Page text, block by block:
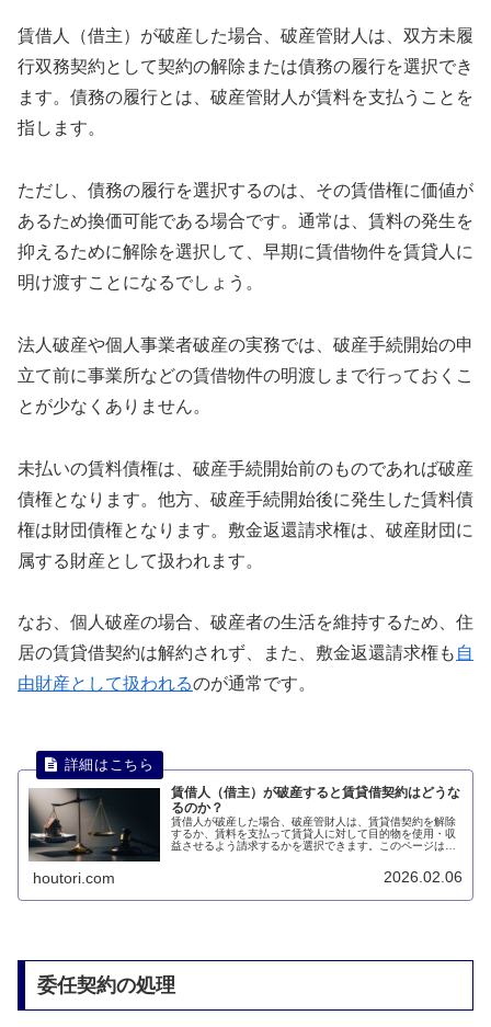
賃借人（借主）が破産した場合、破産管財人は、双方未履
行双務契約として契約の解除または債務の履行を選択でき
ます。債務の履行とは、破産管財人が賃料を支払うことを
指します。
ただし、債務の履行を選択するのは、その賃借権に価値が
あるため換価可能である場合です。通常は、賃料の発生を
抑えるために解除を選択して、早期に賃借物件を賃貸人に
明け渡すことになるでしょう。
法人破産や個人事業者破産の実務では、破産手続開始の申
立て前に事業所などの賃借物件の明渡しまで行っておくこ
とが少なくありません。
未払いの賃料債権は、破産手続開始前のものであれば破産
債権となります。他方、破産手続開始後に発生した賃料債
権は財団債権となります。敷金返還請求権は、破産財団に
属する財産として扱われます。
なお、個人破産の場合、破産者の生活を維持するため、住
居の賃貸借契約は解約されず、また、敷金返還請求権も 自
由財産として扱われるのが通常です。
賃借人（借主）が破産すると賃貸借契約はどうな
るのか？
賃借人が破産した場合、破産管財人は、賃貸借契約を解除
するか、賃料を支払って賃貸人に対して目的物を使用・収
益させるよう請求するかを選択できます。このページは、
houtori.com 2026.02.06
委任契約の処理